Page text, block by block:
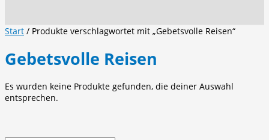
Start / Produkte verschlagwortet mit „Gebetsvolle Reisen“
Gebetsvolle Reisen
Es wurden keine Produkte gefunden, die deiner Auswahl
entsprechen.